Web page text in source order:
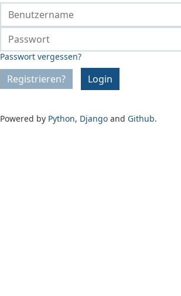
Passwort vergessen?
Registrieren? Login
Powered by Python, Django and Github.